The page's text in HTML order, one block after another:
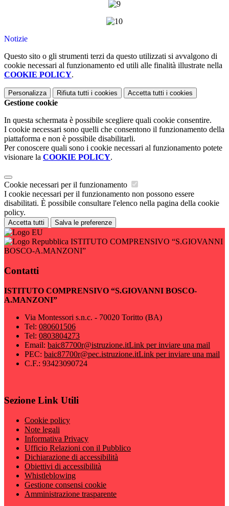
Notizie
Questo sito o gli strumenti terzi da questo utilizzati si avvalgono di
cookie necessari al funzionamento ed utili alle finalità illustrate nella
COOKIE POLICY.
Personalizza Rifiuta tutti i cookies Accetta tutti i cookies
Gestione cookie
In questa schermata è possibile scegliere quali cookie consentire.
I cookie necessari sono quelli che consentono il funzionamento della
piattaforma e non è possibile disabilitarli.
Per conoscere quali sono i cookie necessari al funzionamento potete
visionare la COOKIE POLICY.
Cookie necessari per il funzionamento
I cookie necessari per il funzionamento non possono essere
disabilitati. È possibile consultare l'elenco nella pagina della cookie
policy.
Accetta tutti Salva le preferenze
ISTITUTO COMPRENSIVO “S.GIOVANNI
BOSCO-A.MANZONI”
Contatti
ISTITUTO COMPRENSIVO “S.GIOVANNI BOSCO-
A.MANZONI”
Via Montessori s.n.c. - 70020 Toritto (BA)
Tel: 080601506
Tel: 0803804273
Email: baic87700r@istruzione.itLink per inviare una mail
PEC: baic87700r@pec.istruzione.itLink per inviare una mail
C.F.: 93423090724
Sezione Link Utili
Cookie policy
Note legali
Informativa Privacy
Ufficio Relazioni con il Pubblico
Dichiarazione di accessibilità
Obiettivi di accessibilità
Whistleblowing
Gestione consensi cookie
Amministrazione trasparente